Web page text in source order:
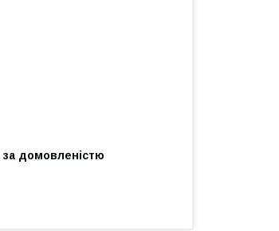
за домовленістю